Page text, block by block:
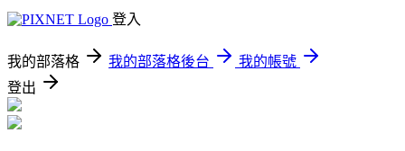
登入
我的部落格 我的部落格後台
我的帳號
登出